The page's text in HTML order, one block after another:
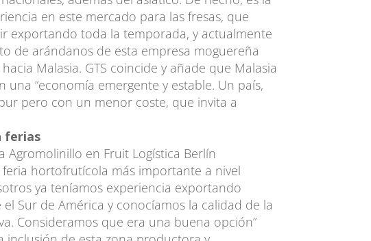
en este mercado para las fresas, que
exportando toda la temporada, y actualmente
de arándanos de esta empresa moguereña
Malasia. GTS coincide y añade que Malasia
una “economía emergente y estable. Un país,
pero con un menor coste, que invita a
ferias
Agromolinillo en Fruit Logística Berlín
feria hortofrutícola más importante a nivel
ya teníamos experiencia exportando
el Sur de América y conocíamos la calidad de la
Consideramos que era una buena opción”